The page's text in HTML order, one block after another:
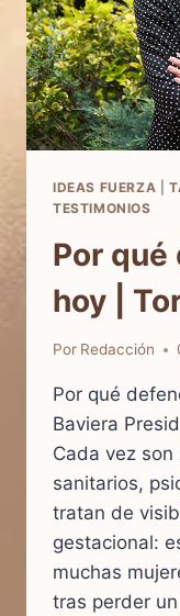
IDEAS FUERZA
TESTIMONIOS
Por qué
hoy |
Por Redacción
Por qué
Baviera
Cada vez
sanitarios,
tratan de
gestacional:
muchas
tras perder